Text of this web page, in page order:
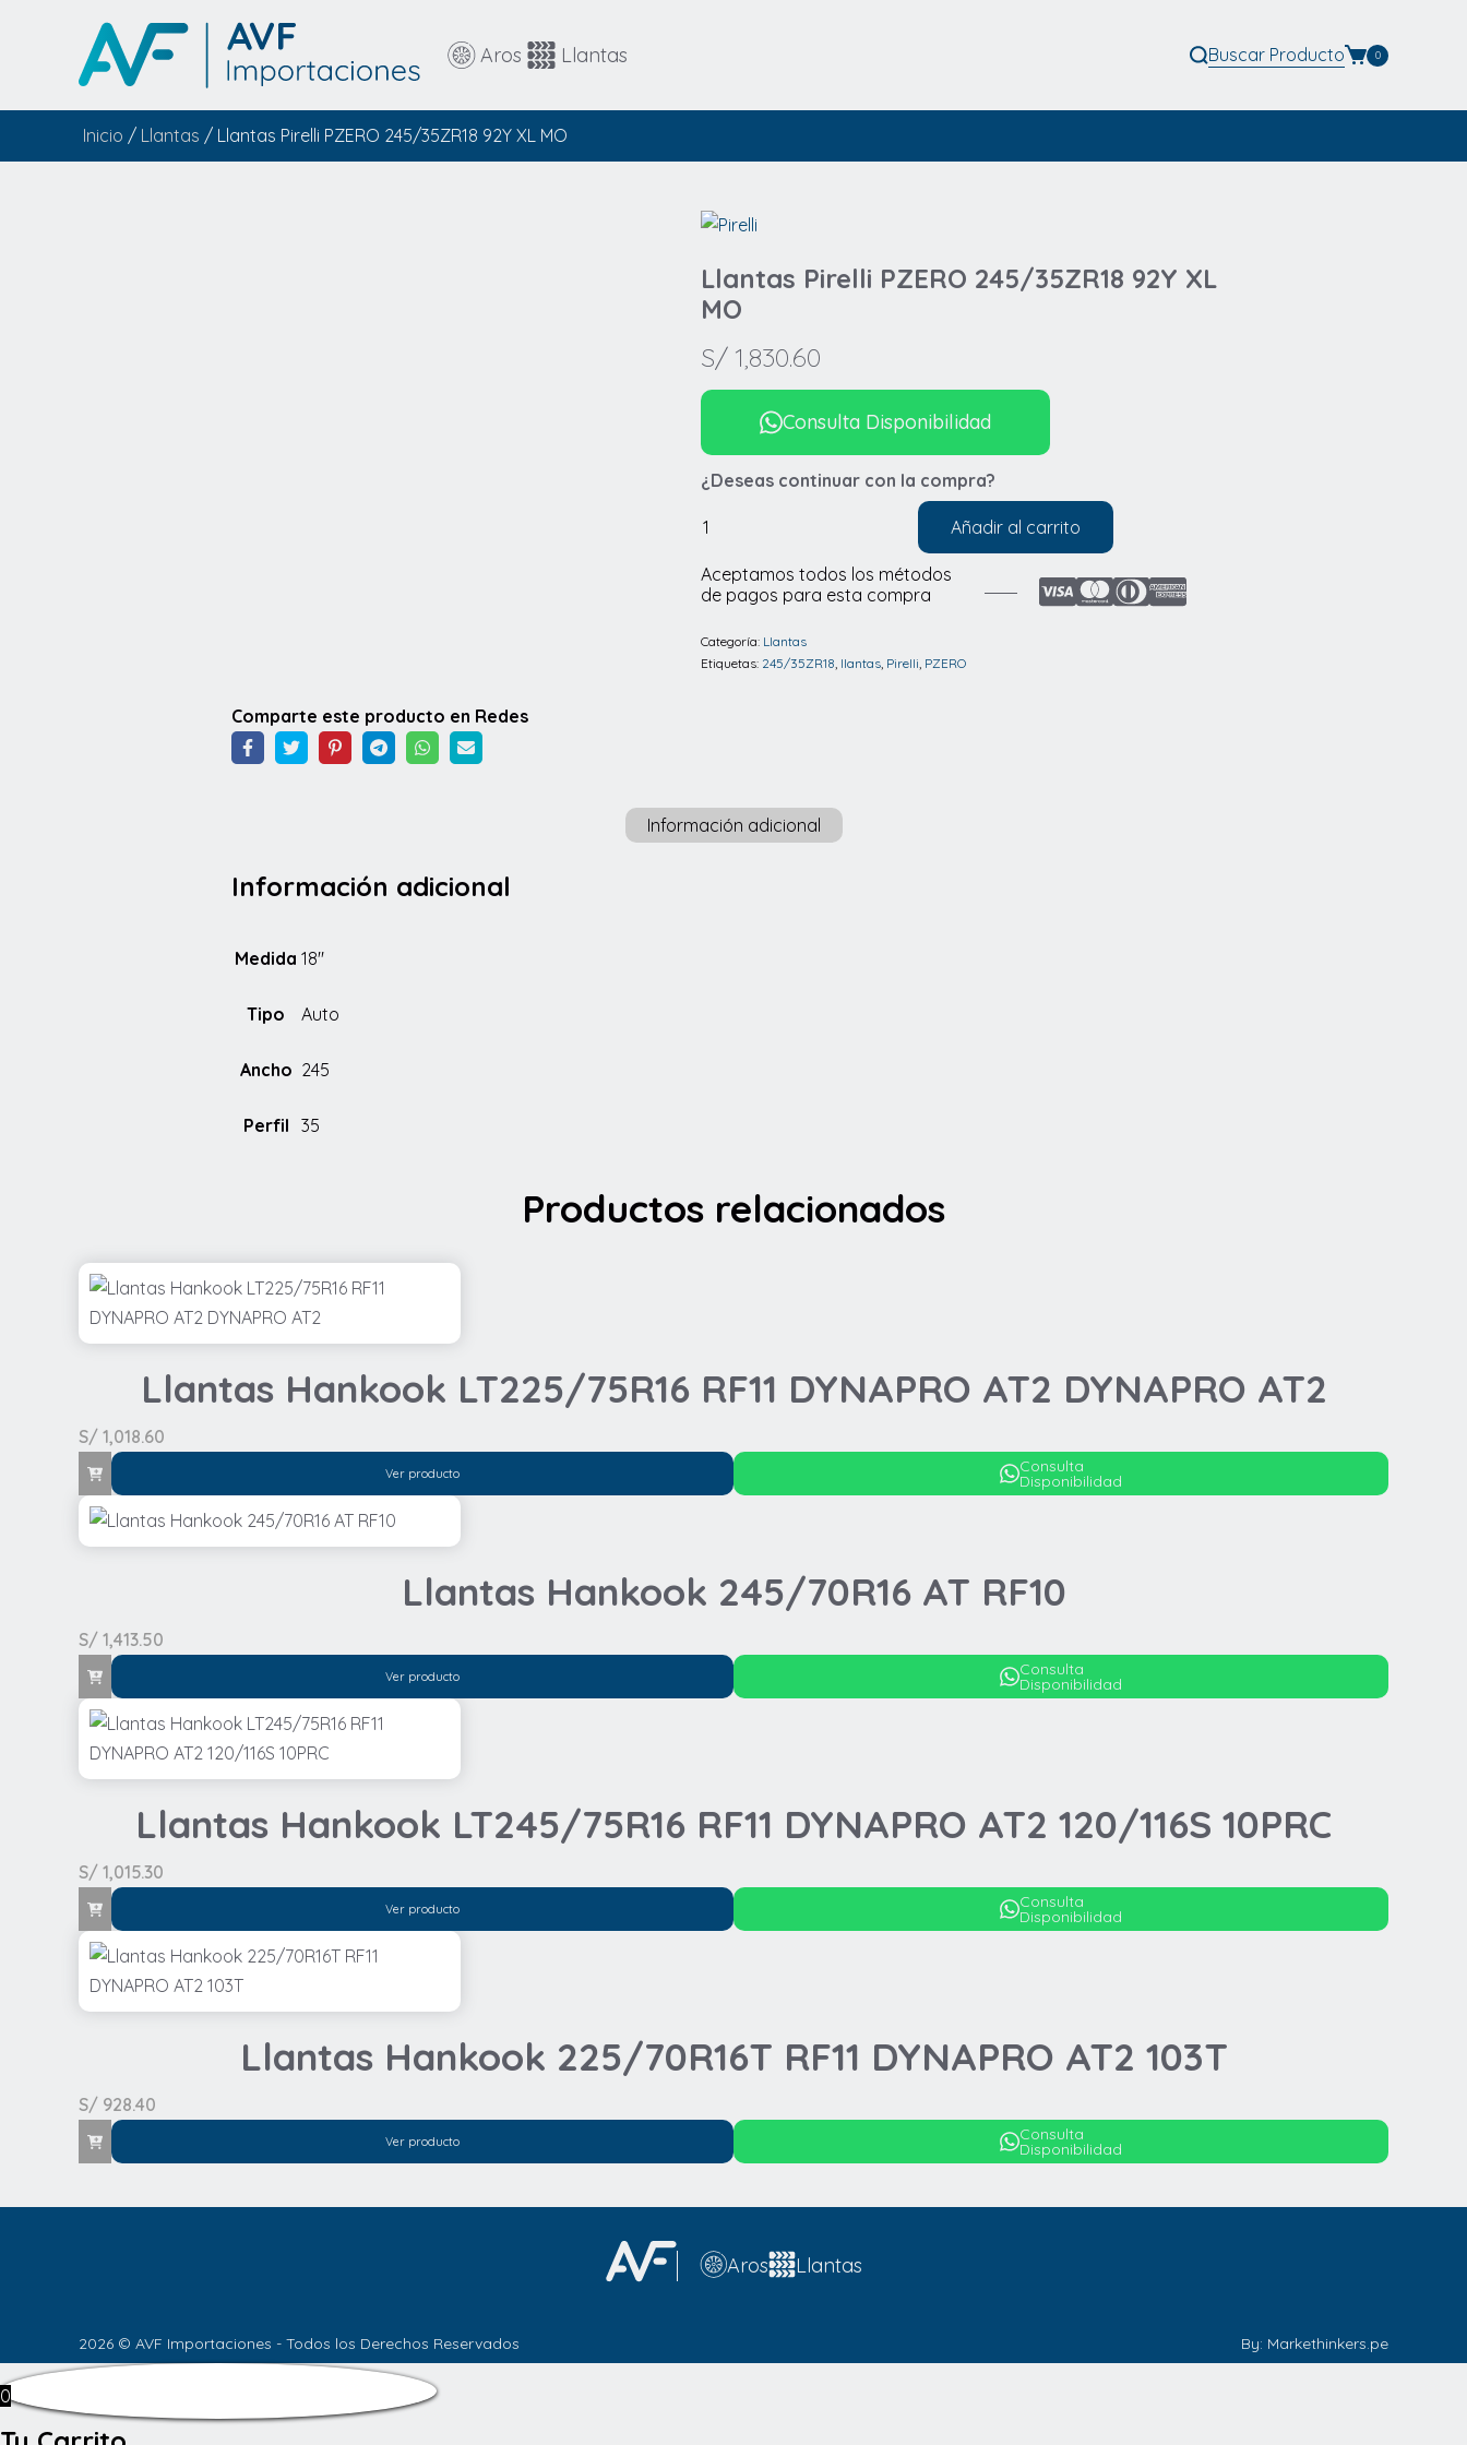
Aros4x4 / SUVLlantas
Runflat Buscar Producto 0
Inicio / Llantas / Llantas Pirelli PZERO 245/35ZR18 92Y XL MO
Llantas Pirelli PZERO 245/35ZR18 92Y XL
MO
S/ 1,830.60
¿Deseas continuar con la compra?
Llantas
Pirelli
PZERO
92Y
Añadir al carrito
Categoría: Llantas
Etiquetas: 245/35ZR18, llantas, Pirelli, PZERO
Consulta Disponibilidad
Aceptamos todos los métodos
de pagos para esta compra
Comparte este producto en Redes
Información adicional
Información adicional
Medida 18"
Tipo Auto
Ancho 245
Perfil 35
Productos relacionados
Llantas Hankook LT225/75R16 RF11 DYNAPRO AT2 DYNAPRO AT2
S/ 1,018.60
Ver producto Consulta
Disponibilidad
Llantas Hankook 245/70R16 AT RF10
S/ 1,413.50
Ver producto Consulta
Disponibilidad
Llantas Hankook LT245/75R16 RF11 DYNAPRO AT2 120/116S 10PRC
S/ 1,015.30
Ver producto Consulta
Disponibilidad
Llantas Hankook 225/70R16T RF11 DYNAPRO AT2 103T
S/ 928.40
Ver producto Consulta
Disponibilidad
Aros Llantas
2026 © AVF Importaciones - Todos los Derechos Reservados By: Markethinkers.pe
0